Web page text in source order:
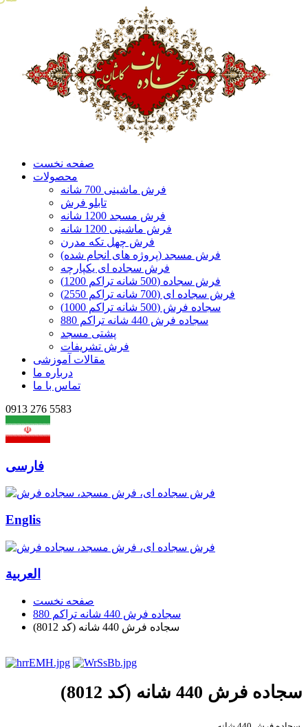
صفحه نخست
محصولات
فرش ماشینی 700 شانه
تابلو فرش
فرش مسجد 1200 شانه
فرش ماشینی 1200 شانه
فرش چهل تکه مدرن
فرش مسجد (پروژه های انجام شده)
فرش سجاده ای یکپارچه
فرش سجاده (500 شانه تراکم 1200)
فرش سجاده ای (700 شانه تراکم 2550)
سجاده فرش (500 شانه تراکم 1000)
سجاده فرش 440 شانه تراکم 880
پشتی مسجد
فرش تشریفات
مقالات آموزشی
درباره ما
تماس با ما
0913 276 5583
فارسی
Englis
العربیة
صفحه نخست
سجاده فرش 440 شانه تراکم 880
سجاده فرش 440 شانه (کد 8012)
سجاده فرش 440 شانه (کد 8012)